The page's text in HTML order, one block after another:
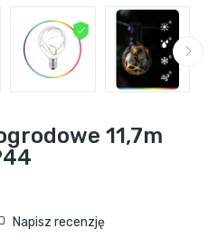
11,7m
Napisz recenzję